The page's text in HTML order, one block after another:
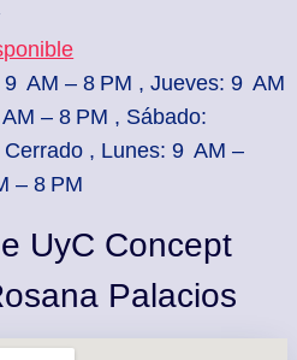
9 AM – 8 PM , Jueves: 9 AM
– 8 PM , Sábado:
, Lunes: 9 AM –
– 8 PM
UyC Concept
Palacios